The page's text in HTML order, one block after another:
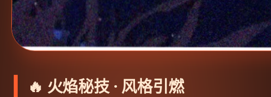
🔥 火焰秘技 · 风格引燃